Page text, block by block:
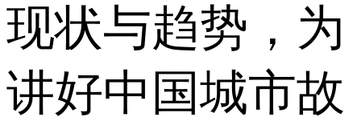
现状与趋势，为
讲好中国城市故